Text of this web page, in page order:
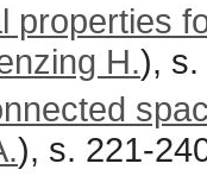
properties
H.), s.
), s. 221-